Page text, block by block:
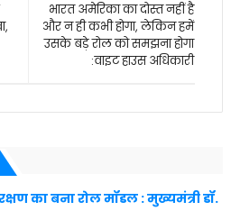
भारत अमेरिका का दोस्त नहीं है
और न ही कभी होगा, लेकिन हमें
उसके बड़े रोल को समझना होगा
:वाइट हाउस अधिकारी
का बना रोल मॉडल : मुख्यमंत्री डॉ.